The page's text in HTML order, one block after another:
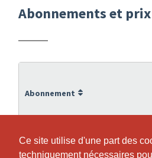
Ce site utilise d'une part des
techniquement nécessaires
Ce site utilise d'une part des
techniquement nécessaires
Abonnements et prix
Abonnement
01 Pilates DIENSTAG, 2.
2026